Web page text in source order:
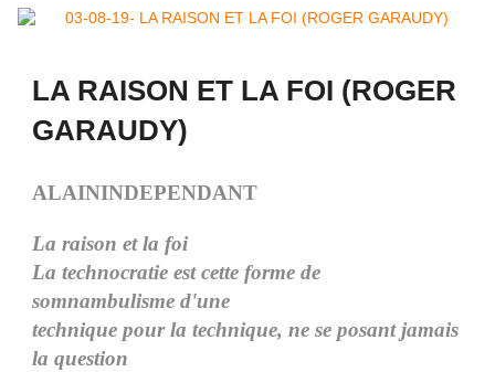
LA RAISON ET LA FOI (ROGER
GARAUDY)
ALAININDEPENDANT
La raison et la foi
La technocratie est cette forme de
somnambulisme d'une
technique pour la technique, ne se posant jamais
la question